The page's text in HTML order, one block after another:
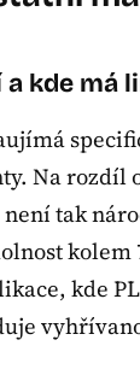
a kde má
Na rozdíl
tak
kolem
kde